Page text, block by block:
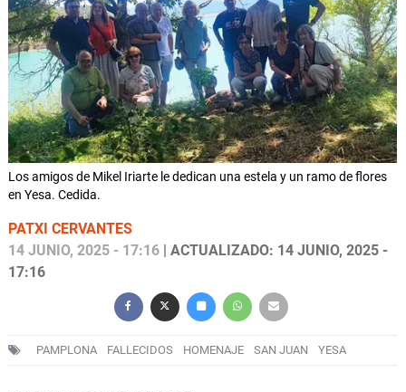
Los amigos de Mikel Iriarte le dedican una estela y un ramo de flores
en Yesa. Cedida.
PATXI CERVANTES
14 JUNIO, 2025 - 17:16 | ACTUALIZADO: 14 JUNIO, 2025 -
17:16
PAMPLONA FALLECIDOS HOMENAJE SAN JUAN YESA